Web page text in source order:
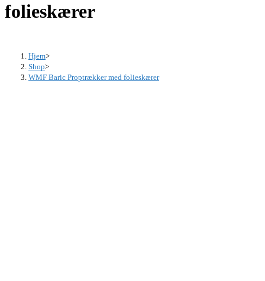
folieskærer
Hjem>
Shop>
WMF Baric Proptrækker med folieskærer